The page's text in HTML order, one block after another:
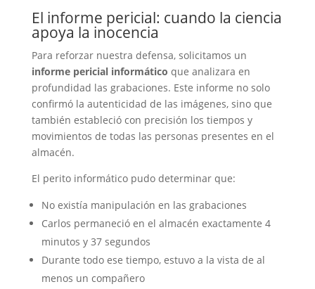
El informe pericial: cuando la ciencia
apoya la inocencia
Para reforzar nuestra defensa, solicitamos un
informe pericial informático que analizara en
profundidad las grabaciones. Este informe no solo
confirmó la autenticidad de las imágenes, sino que
también estableció con precisión los tiempos y
movimientos de todas las personas presentes en el
almacén.
El perito informático pudo determinar que:
No existía manipulación en las grabaciones
Carlos permaneció en el almacén exactamente 4
minutos y 37 segundos
Durante todo ese tiempo, estuvo a la vista de al
menos un compañero